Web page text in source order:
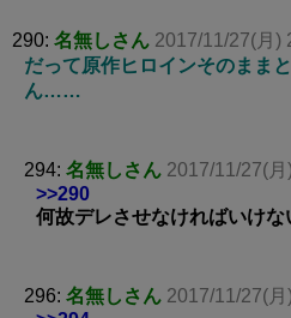
290: 名無しさん 2017/11/27(月)
だって原作ヒロインそのまま
ん……
294: 名無しさん 2017/11/27(
>>290
何故デレさせなければいけ
296: 名無しさん 2017/11/27(